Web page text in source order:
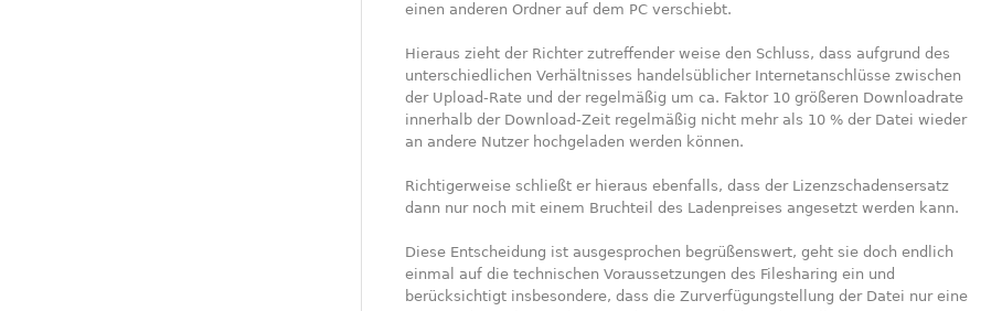
einen anderen Ordner auf dem PC verschiebt.
Hieraus zieht der Richter zutreffender weise den Schluss, dass aufgrund des
unterschiedlichen Verhältnisses handelsüblicher Internetanschlüsse zwischen
der Upload-Rate und der regelmäßig um ca. Faktor 10 größeren Downloadrate
innerhalb der Download-Zeit regelmäßig nicht mehr als 10 % der Datei wieder
an andere Nutzer hochgeladen werden können.
Richtigerweise schließt er hieraus ebenfalls, dass der Lizenzschadensersatz
dann nur noch mit einem Bruchteil des Ladenpreises angesetzt werden kann.
Diese Entscheidung ist ausgesprochen begrüßenswert, geht sie doch endlich
einmal auf die technischen Voraussetzungen des Filesharing ein und
berücksichtigt insbesondere, dass die Zurverfügungstellung der Datei nur eine